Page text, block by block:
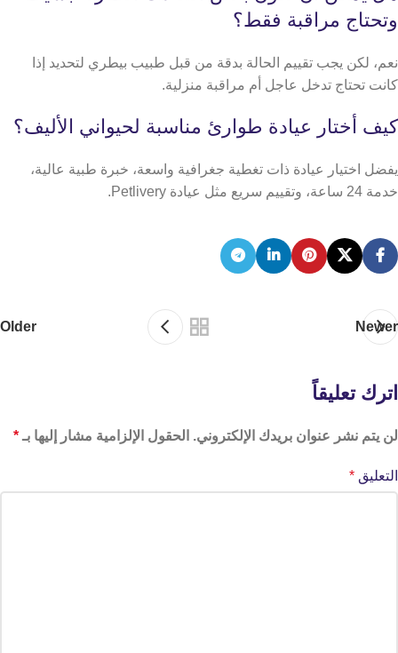
وتحتاج مراقبة فقط؟
نعم، لكن يجب تقييم الحالة بدقة من قبل طبيب بيطري لتحديد إذا
كانت تحتاج تدخل عاجل أم مراقبة منزلية.
كيف أختار عيادة طوارئ مناسبة لحيواني الأليف؟
يفضل اختيار عيادة ذات تغطية جغرافية واسعة، خبرة طبية عالية،
خدمة 24 ساعة، وتقييم سريع مثل عيادة Petlivery.
Newer
Older
اترك تعليقاً
لن يتم نشر عنوان بريدك الإلكتروني. الحقول الإلزامية مشار إليها بـ *
التعليق *